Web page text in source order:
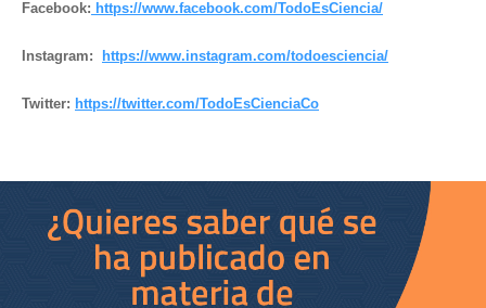
Facebook: https://www.facebook.com/TodoEsCiencia/
Instagram: https://www.instagram.com/todoesciencia/
Twitter: https://twitter.com/TodoEsCienciaCo